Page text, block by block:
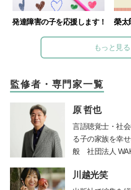
発達障害の子を応援します！ 榮太
もっと見る
監修者・専門家一覧
原 哲也
言語聴覚士・社会
る子の家族を幸
般
社団法人
ある子のプライ
川越光笑